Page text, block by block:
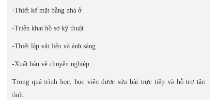
-Thiết kế mặt bằng nhà ở
-Triển khai hồ sơ kỹ thuật
-Thiết lập vật liệu và ánh sáng
-Xuất bản vẽ chuyên nghiệp
Trong quá trình học, học viên được sửa bài trực tiếp và hỗ trợ tận
tình.